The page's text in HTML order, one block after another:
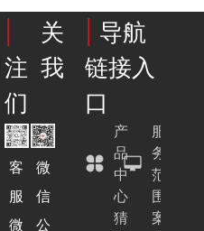
关
注我
们
客
服
微
微
信
公
导航
链接入
口
产
品
中
心
服
务
范
围
猜
案